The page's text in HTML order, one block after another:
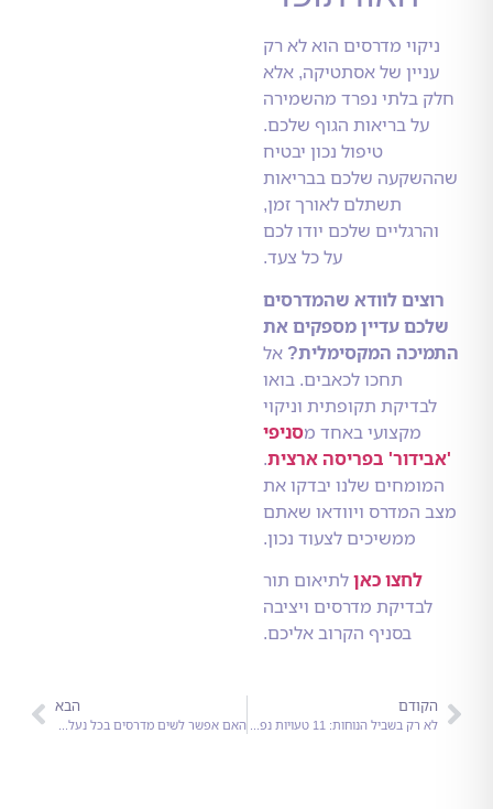
מדרסים הוא לא רק
של אסתטיקה, אלא
נפרד מהשמירה
בריאות הגוף שלכם.
טיפול נכון יבטיח
שלכם בבריאות
תשתלם לאורך זמן,
שלכם יודו לכם
על כל צעד.
לוודא שהמדרסים
עדיין מספקים את
המקסימלית?אל
תחכו לכאבים. בואו
תקופתית וניקוי
מקצועי באחד מסניפי
בפריסה ארצית.
שלנו יבדקו את
ויוודאו שאתם
ממשיכים לצעוד נכון.
לחצו כאןלתיאום תור
מדרסים ויציבה
בסניף הקרוב אליכם.
לא רק בשביל הנוחות: 11 טעויות נפוצות שאתם עושים כשאתם קונים מדרסים האם אפשר לשים מדרסים בכל נעל? האמת שלא מספרים לכם